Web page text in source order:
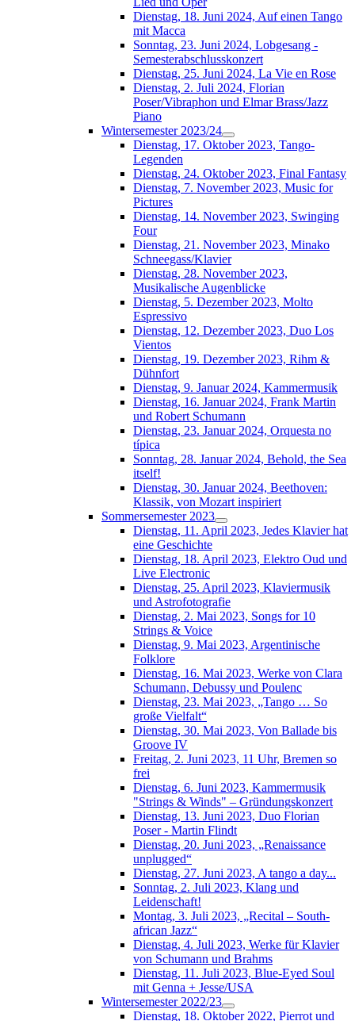
Dienstag, 18. Juni 2024, Auf einen Tango
mit Macca
Sonntag, 23. Juni 2024, Lobgesang -
Semesterabschlusskonzert
Dienstag, 25. Juni 2024, La Vie en Rose
Dienstag, 2. Juli 2024, Florian
Poser/Vibraphon und Elmar Brass/Jazz
Piano
Wintersemester 2023/24
Dienstag, 17. Oktober 2023, Tango-
Legenden
Dienstag, 24. Oktober 2023, Final Fantasy
Dienstag, 7. November 2023, Music for
Pictures
Dienstag, 14. November 2023, Swinging
Four
Dienstag, 21. November 2023, Minako
Schneegass/Klavier
Dienstag, 28. November 2023,
Musikalische Augenblicke
Dienstag, 5. Dezember 2023, Molto
Espressivo
Dienstag, 12. Dezember 2023, Duo Los
Vientos
Dienstag, 19. Dezember 2023, Rihm &
Dühnfort
Dienstag, 9. Januar 2024, Kammermusik
Dienstag, 16. Januar 2024, Frank Martin
und Robert Schumann
Dienstag, 23. Januar 2024, Orquesta no
típica
Sonntag, 28. Januar 2024, Behold, the Sea
itself!
Dienstag, 30. Januar 2024, Beethoven:
Klassik, von Mozart inspiriert
Sommersemester 2023
Dienstag, 11. April 2023, Jedes Klavier hat
eine Geschichte
Dienstag, 18. April 2023, Elektro Oud und
Live Electronic
Dienstag, 25. April 2023, Klaviermusik
und Astrofotografie
Dienstag, 2. Mai 2023, Songs for 10
Strings & Voice
Dienstag, 9. Mai 2023, Argentinische
Folklore
Dienstag, 16. Mai 2023, Werke von Clara
Schumann, Debussy und Poulenc
Dienstag, 23. Mai 2023, „Tango … So
große Vielfalt“
Dienstag, 30. Mai 2023, Von Ballade bis
Groove IV
Freitag, 2. Juni 2023, 11 Uhr, Bremen so
frei
Dienstag, 6. Juni 2023, Kammermusik
"Strings & Winds" – Gründungskonzert
Dienstag, 13. Juni 2023, Duo Florian
Poser - Martin Flindt
Dienstag, 20. Juni 2023, „Renaissance
unplugged“
Dienstag, 27. Juni 2023, A tango a day...
Sonntag, 2. Juli 2023, Klang und
Leidenschaft!
Montag, 3. Juli 2023, „Recital – South-
african Jazz“
Dienstag, 4. Juli 2023, Werke für Klavier
von Schumann und Brahms
Dienstag, 11. Juli 2023, Blue-Eyed Soul
mit Genna + Jesse/USA
Wintersemester 2022/23
Dienstag, 18. Oktober 2022, Pierrot und